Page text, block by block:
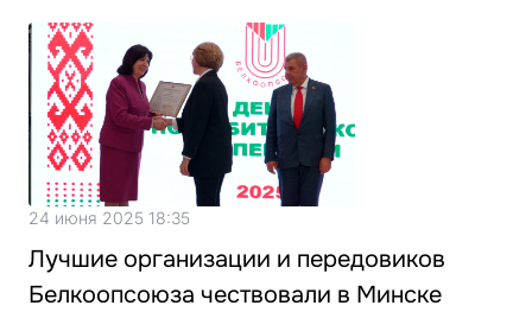
24 июня 2025 18:35
Лучшие организации и передовиков
Белкоопсоюза чествовали в Минске